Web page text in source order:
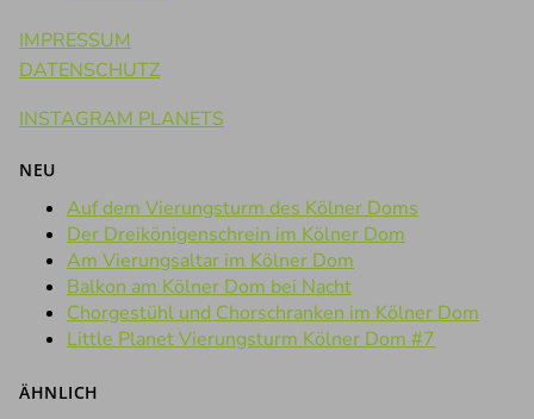
IMPRESSUM
DATENSCHUTZ
INSTAGRAM PLANETS
NEU
Auf dem Vierungsturm des Kölner Doms
Der Dreikönigenschrein im Kölner Dom
Am Vierungsaltar im Kölner Dom
Balkon am Kölner Dom bei Nacht
Chorgestühl und Chorschranken im Kölner Dom
Little Planet Vierungsturm Kölner Dom #7
ÄHNLICH